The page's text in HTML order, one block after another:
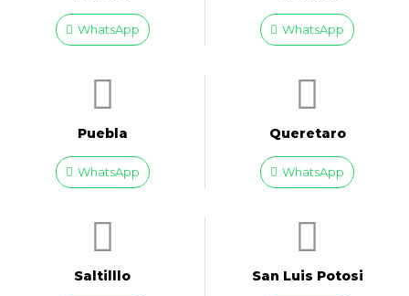
WhatsApp WhatsApp
Puebla
WhatsApp
Queretaro
WhatsApp
Saltilllo San Luis Potosi